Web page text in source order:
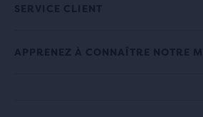
SERVICE CLIENT
APPRENEZ À CONNAÎTRE NOTRE